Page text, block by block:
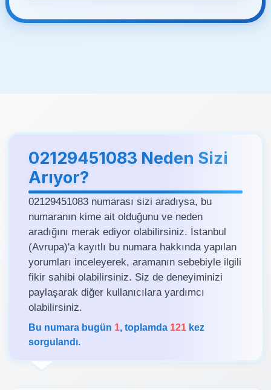
02129451083 Neden Sizi
Arıyor?
02129451083 numarası sizi aradıysa, bu
numaranın kime ait olduğunu ve neden
aradığını merak ediyor olabilirsiniz. İstanbul
(Avrupa)'a kayıtlı bu numara hakkında yapılan
yorumları inceleyerek, aramanın sebebiyle ilgili
fikir sahibi olabilirsiniz. Siz de deneyiminizi
paylaşarak diğer kullanıcılara yardımcı
olabilirsiniz.
Bu numara bugün 1, toplamda 121 kez
sorgulandı.